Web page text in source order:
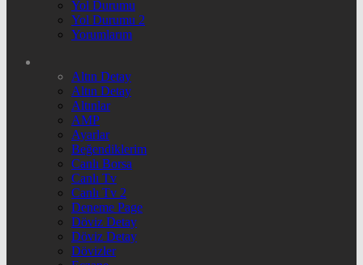
Yol Durumu
Yol Durumu 2
Yorumlarım
Altın Detay
Altın Detay
Altınlar
AMP
Ayarlar
Beğendiklerim
Canlı Borsa
Canlı Tv
Canlı Tv 2
Deneme Page
Döviz Detay
Döviz Detay
Dövizler